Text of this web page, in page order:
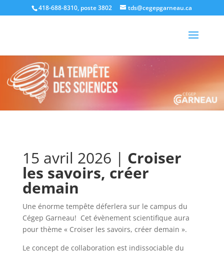
418-688-8310, poste 3802 tds@cegepgarneau.ca
15 avril 2026 | Croiser
les savoirs, créer
demain
Une énorme tempête déferlera sur le campus du
Cégep Garneau! Cet évènement scientifique aura
pour thème « Croiser les savoirs, créer demain ».
Le concept de collaboration est indissociable du